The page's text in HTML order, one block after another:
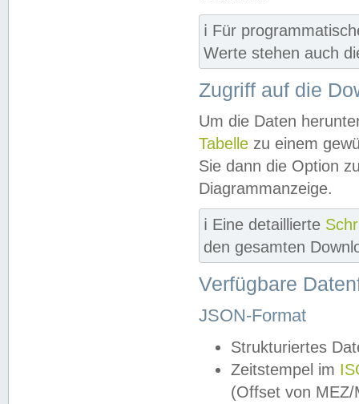
ℹ️ Für
Werte stehen auch
Zugriff auf die
Um die Daten
Tabelle zu einem
Sie dann die Option
Diagrammanzeige.
ℹ️ Eine detaillierte
den gesamten
Verfügbare
JSON-Format
Strukturiertes
Zeitstempel im
(Offset von MEZ/